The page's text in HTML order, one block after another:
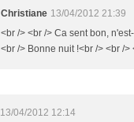
Christiane 13/04/2012 21:39
<br /> <br /> Ca sent bon,
<br /> Bonne nuit !<br /> <br />
13/04/2012 12:14